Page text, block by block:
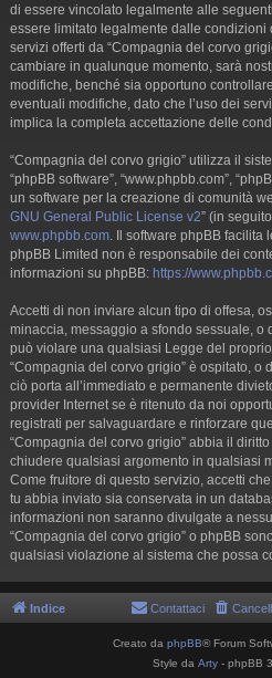
di essere vincolato legalmente alle
essere limitato legalmente dalle condizioni
servizi offerti da “Compagnia del corvo
cambiare in qualunque momento, sarà
modifiche, benché sia opportuno
eventuali modifiche, dato che l’uso dei
implica la completa accettazione delle
“Compagnia del corvo grigio” utilizza il
“phpBB software”, “www.phpbb.com”,
un software per la creazione di comunità
GNU General Public License v2” (in
www.phpbb.com . Il software phpBB
phpBB Limited non è responsabile dei
informazioni su phpBB: https://
Accetti di non inviare alcun tipo di offesa,
minaccia, messaggio a sfondo sessuale, o
può violare una qualsiasi Legge del
“Compagnia del corvo grigio” è ospitato, o
ciò porta all’immediato e permanente
provider Internet se è ritenuto da noi
registrati per salvaguardare e rinforzare
“Compagnia del corvo grigio” abbia il
chiudere qualsiasi argomento in qualsiasi
Come fruitore di questo servizio, accetti
tu abbia inviato sia conservata in un
informazioni non saranno divulgate a
“Compagnia del corvo grigio” o phpBB
qualsiasi violazione al sistema che possa
Indice Contattaci
Creato da phpBB® Forum
Style da Arty - phpBB